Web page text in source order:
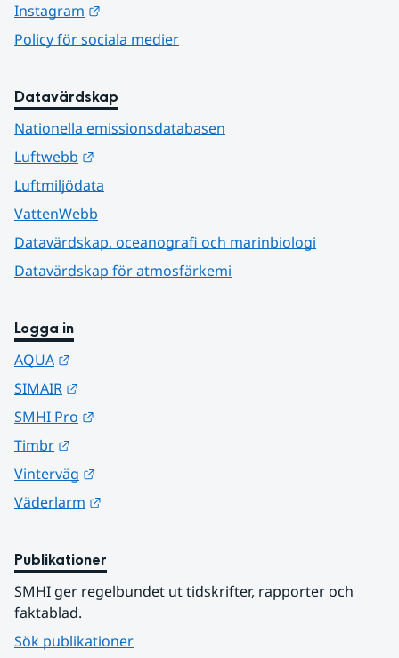
Instagram
Policy för sociala medier
Datavärdskap
Nationella emissionsdatabasen
Luftwebb
Luftmiljödata
VattenWebb
Datavärdskap, oceanografi och marinbiologi
Datavärdskap för atmosfärkemi
Logga in
AQUA
SIMAIR
SMHI Pro
Timbr
Vinterväg
Väderlarm
Publikationer
SMHI ger regelbundet ut tidskrifter, rapporter och
faktablad.
Sök publikationer